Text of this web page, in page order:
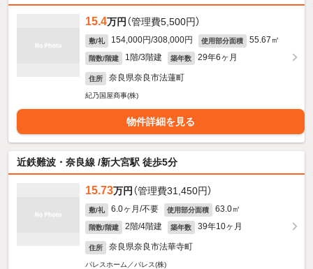
15.4万円 （管理費5,500円）
敷/礼 154,000円/308,000円 使用部分面積 55.67㎡
階数/階建 1階/3階建 築年数 29年6ヶ月
住所 奈良県奈良市法蓮町
紀乃国屋商事(株)
物件詳細を見る
近鉄難波・奈良線 /新大宮駅 徒歩5分
15.73万円 （管理費31,450円）
敷/礼 6.0ヶ月/不要 使用部分面積 63.0㎡
階数/階建 2階/4階建 築年数 39年10ヶ月
住所 奈良県奈良市法華寺町
パレスホーム／パレス(株)